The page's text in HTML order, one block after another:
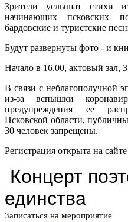
Зрители услышат стихи
начинающих псковских
бардовские и туристские
Будут развернуты фото - и
Начало в 16.00, актовый зал,
В связи с неблагополучной
из-за вспышки
предупреждения ее
Псковской области,
30 человек запрещены.
Регистрация открыта на